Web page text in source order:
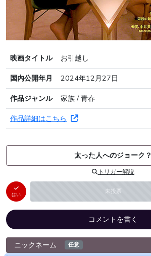
映画タイトル
お引越し
国内公開年月
2024年12月27日
作品ジャンル
家族 / 青春
作品詳細はこちら
太った人へのジョーク？
トリガー解説
はい 未投票
コメントを書く
ニックネーム 任意